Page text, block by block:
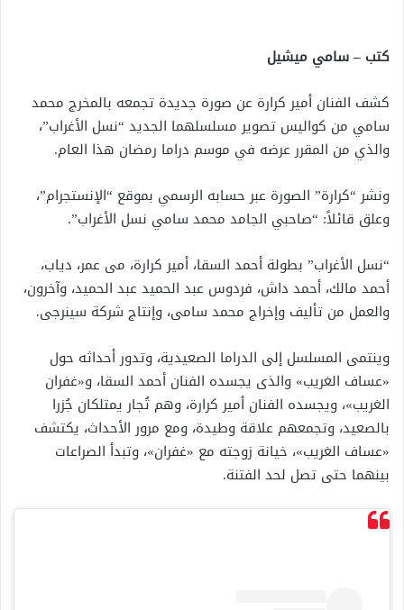
كتب – سامي ميشيل
كشف الفنان أمير كرارة عن صورة جديدة تجمعه بالمخرج محمد
سامي من كواليس تصوير مسلسلهما الجديد “نسل الأغراب”،
والذي من المقرر عرضه في موسم دراما رمضان هذا العام.
ونشر “كرارة” الصورة عبر حسابه الرسمي بموقع “الإنستجرام”،
وعلق قائلاً: “صاحبي الجامد محمد سامي نسل الأغراب”.
“نسل الأغراب” بطولة أحمد السقا، أمير كرارة، مى عمر، دياب،
أحمد مالك، أحمد داش، فردوس عبد الحميد عبد الحميد، وآخرون،
والعمل من تأليف وإخراج محمد سامى، وإنتاج شركة سينرجى.
وينتمى المسلسل إلى الدراما الصعيدية، وتدور أحداثه حول
«عساف الغريب» والذى يجسده الفنان أحمد السقا، و«غفران
الغريب»، ويجسده الفنان أمير كرارة، وهم تُجار يمتلكان جُزرا
بالصعيد، وتجمعهم علاقة وطيدة، ومع مرور الأحداث، يكتشف
«عساف الغريب»، خيانة زوجته مع «غفران»، وتبدأ الصراعات
بينهما حتى تصل لحد الفتنة.